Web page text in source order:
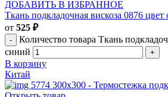
ДОБАВИТЬ В ИЗБРАННОЕ
Ткань подкладочная вискоза 0876 цвет
от 525 ₽
Количество товара Ткань
синий
В корзину
Китай